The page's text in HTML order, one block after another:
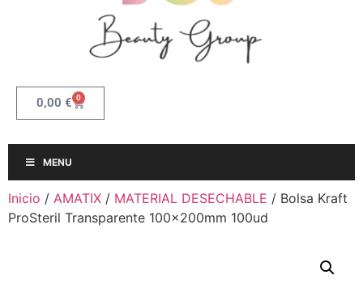
0,00 € 0
MENU
Inicio / AMATIX / MATERIAL DESECHABLE / Bolsa Kraft
ProSteril Transparente 100x200mm 100ud